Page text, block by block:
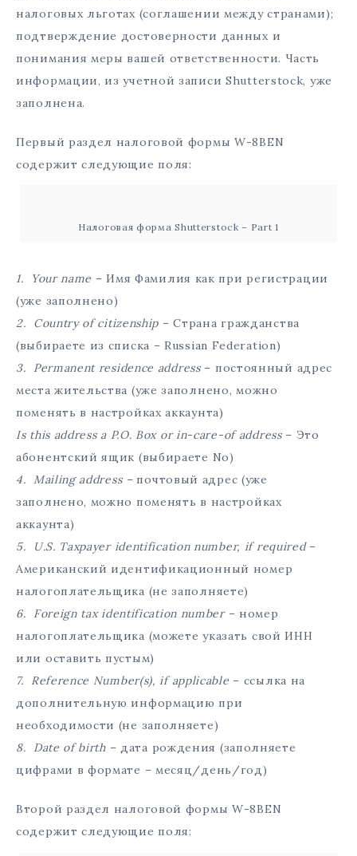
налоговых льготах (соглашении между странами);
подтверждение достоверности данных и
понимания меры вашей ответственности. Часть
информации, из учетной записи Shutterstock, уже
заполнена.
Первый раздел налоговой формы W-8BEN
содержит следующие поля:
Налоговая форма Shutterstock – Part 1
1. Your name – Имя Фамилия как при регистрации
(уже заполнено)
2. Country of citizenship – Страна гражданства
(выбираете из списка – Russian Federation)
3. Permanent residence address– постоянный адрес
места жительства (уже заполнено, можно
поменять в настройках аккаунта)
Is this address a P.O. Box or in-care-of address– Это
абонентский ящик (выбираете No)
4. Mailing address – почтовый адрес (уже
заполнено, можно поменять в настройках
аккаунта)
5. U.S. Taxpayer identification number, if required–
Американский идентификационный номер
налогоплательщика (не заполняете)
6. Foreign tax identification number– номер
налогоплательщика (можете указать свой ИНН
или оставить пустым)
7. Reference Number(s), if applicable – ссылка на
дополнительную информацию при
необходимости (не заполняете)
8. Date of birth– дата рождения (заполняете
цифрами в формате – месяц/день/год)
Второй раздел налоговой формы W-8BEN
содержит следующие поля: